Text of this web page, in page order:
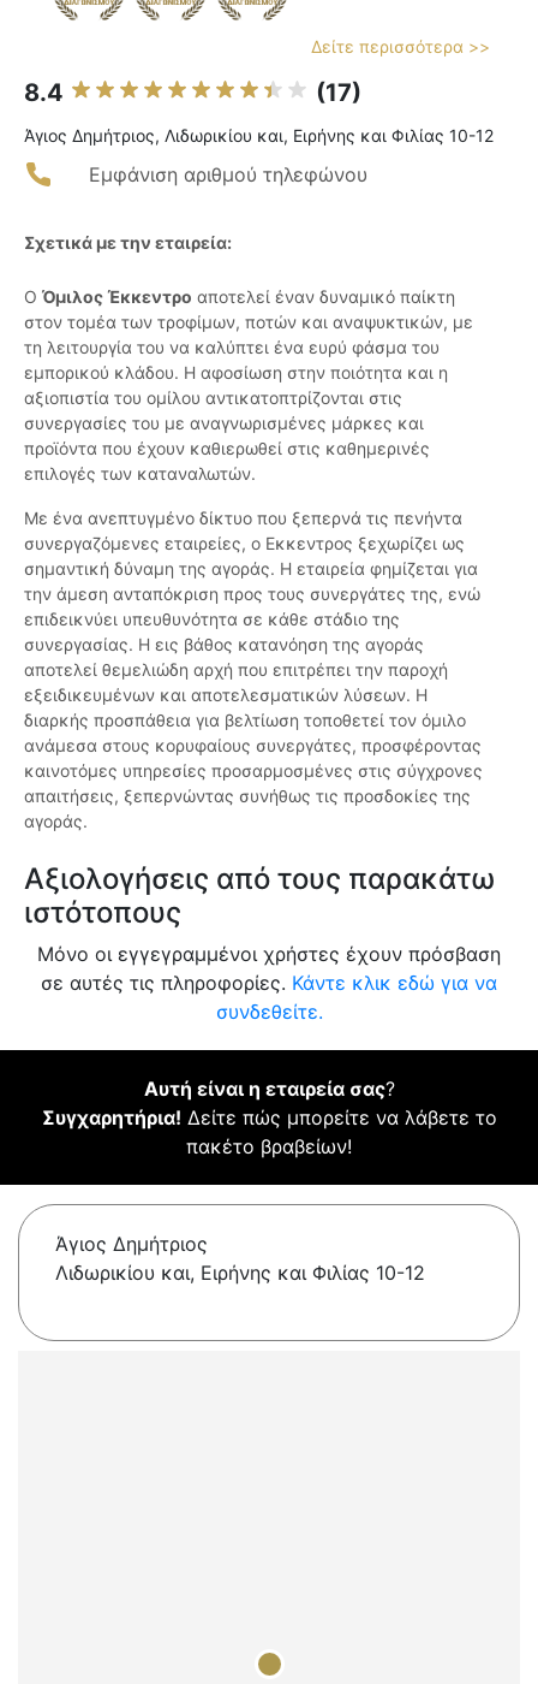
Δείτε περισσότερα >>
8.4 (17)
Άγιος Δημήτριος, Λιδωρικίου και, Ειρήνης και Φιλίας 10-12
Εμφάνιση αριθμού τηλεφώνου
Σχετικά με την εταιρεία:
Ο Όμιλος Έκκεντρο αποτελεί έναν δυναμικό παίκτη
στον τομέα των τροφίμων, ποτών και αναψυκτικών, με
τη λειτουργία του να καλύπτει ένα ευρύ φάσμα του
εμπορικού κλάδου. Η αφοσίωση στην ποιότητα και η
αξιοπιστία του ομίλου αντικατοπτρίζονται στις
συνεργασίες του με αναγνωρισμένες μάρκες και
προϊόντα που έχουν καθιερωθεί στις καθημερινές
επιλογές των καταναλωτών.
Με ένα ανεπτυγμένο δίκτυο που ξεπερνά τις πενήντα
συνεργαζόμενες εταιρείες, ο Εκκεντρος ξεχωρίζει ως
σημαντική δύναμη της αγοράς. Η εταιρεία φημίζεται για
την άμεση ανταπόκριση προς τους συνεργάτες της, ενώ
επιδεικνύει υπευθυνότητα σε κάθε στάδιο της
συνεργασίας. Η εις βάθος κατανόηση της αγοράς
αποτελεί θεμελιώδη αρχή που επιτρέπει την παροχή
εξειδικευμένων και αποτελεσματικών λύσεων. Η
διαρκής προσπάθεια για βελτίωση τοποθετεί τον όμιλο
ανάμεσα στους κορυφαίους συνεργάτες, προσφέροντας
καινοτόμες υπηρεσίες προσαρμοσμένες στις σύγχρονες
απαιτήσεις, ξεπερνώντας συνήθως τις προσδοκίες της
αγοράς.
Αξιολογήσεις από τους παρακάτω
ιστότοπους
Μόνο οι εγγεγραμμένοι χρήστες έχουν πρόσβαση
σε αυτές τις πληροφορίες. Κάντε κλικ εδώ για να
συνδεθείτε.
Αυτή είναι η εταιρεία σας?
Συγχαρητήρια! Δείτε πώς μπορείτε να λάβετε το
πακέτο βραβείων!
Άγιος Δημήτριος
Λιδωρικίου και, Ειρήνης και Φιλίας 10-12